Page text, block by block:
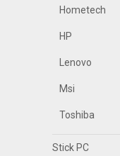
Hometech
HP
Lenovo
Msi
Toshiba
Stick PC